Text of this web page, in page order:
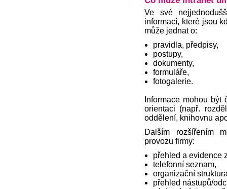
Ve své
informací, které jsou
může jednat o:
pravidla, předpisy,
postupy,
dokumenty,
formuláře,
fotogalerie.
Informace mohou
orientaci (např.
oddělení, knihovnu
Dalším rozšířením
provozu firmy:
přehled a evidence
telefonní seznam,
organizační
přehled nástupů/